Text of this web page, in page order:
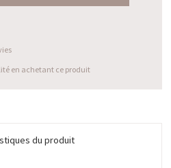
en achetant ce produit
du produit